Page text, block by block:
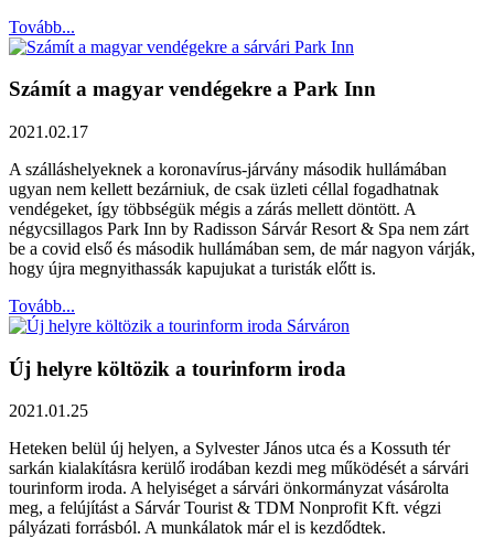
Tovább...
Számít a magyar vendégekre a Park Inn
2021.02.17
A szálláshelyeknek a koronavírus-járvány második hullámában
ugyan nem kellett bezárniuk, de csak üzleti céllal fogadhatnak
vendégeket, így többségük mégis a zárás mellett döntött. A
négycsillagos Park Inn by Radisson Sárvár Resort & Spa nem zárt
be a covid első és második hullámában sem, de már nagyon várják,
hogy újra megnyithassák kapujukat a turisták előtt is.
Tovább...
Új helyre költözik a tourinform iroda
2021.01.25
Heteken belül új helyen, a Sylvester János utca és a Kossuth tér
sarkán kialakításra kerülő irodában kezdi meg működését a sárvári
tourinform iroda. A helyiséget a sárvári önkormányzat vásárolta
meg, a felújítást a Sárvár Tourist & TDM Nonprofit Kft. végzi
pályázati forrásból. A munkálatok már el is kezdődtek.